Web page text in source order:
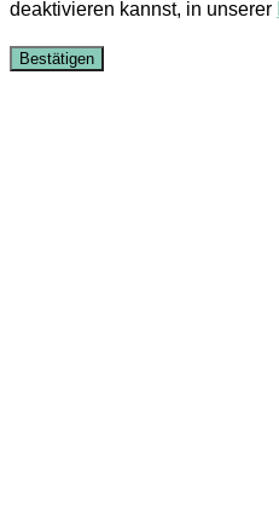
deaktivieren kannst, in unserer
Bestätigen